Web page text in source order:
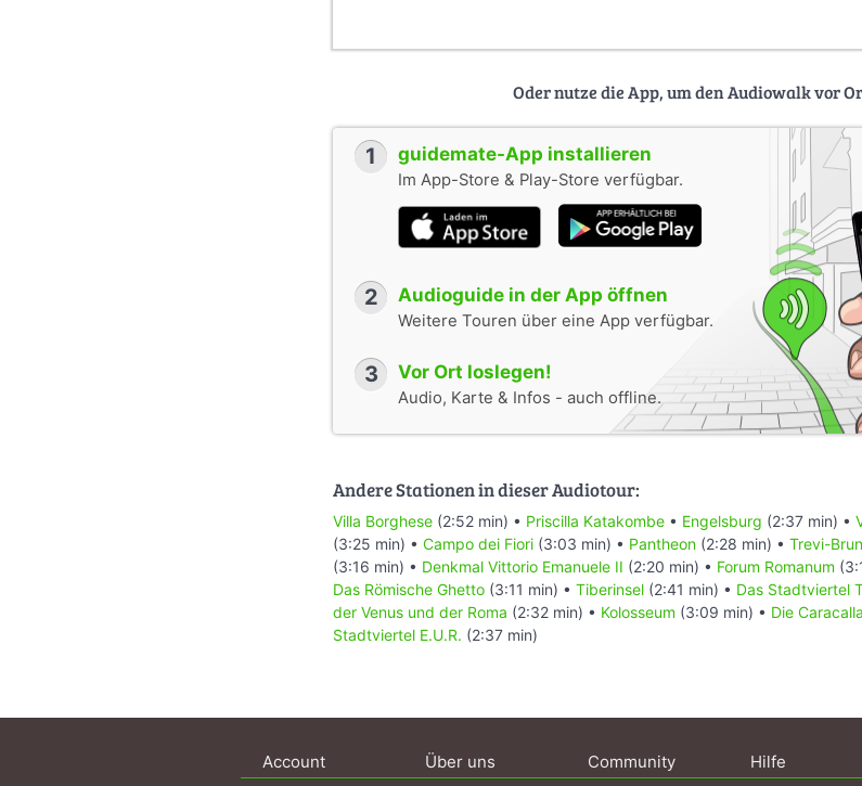
Oder nutze die App, um den Audiowalk vor
1 guidemate-App installieren
Im App-Store & Play-Store verfügbar.
2 Audioguide in der App öffnen
Weitere Touren über eine App verfügbar.
3 Vor Ort loslegen!
Audio, Karte & Infos - auch offline.
Andere Stationen in dieser Audiotour:
Villa Borghese (2:52 min) • Priscilla Katakombe • Engelsburg (2:37 min) •
(3:25 min) • Campo dei Fiori (3:03 min) • Pantheon (2:28 min) • Trevi-
(3:16 min) • Denkmal Vittorio Emanuele II (2:20 min) • Forum Romanum
Das Römische Ghetto (3:11 min) • Tiberinsel (2:41 min) • Das Stadtviertel
der Venus und der Roma (2:32 min) • Kolosseum (3:09 min) • Die
Stadtviertel E.U.R. (2:37 min)
Account Über uns Community Hilfe